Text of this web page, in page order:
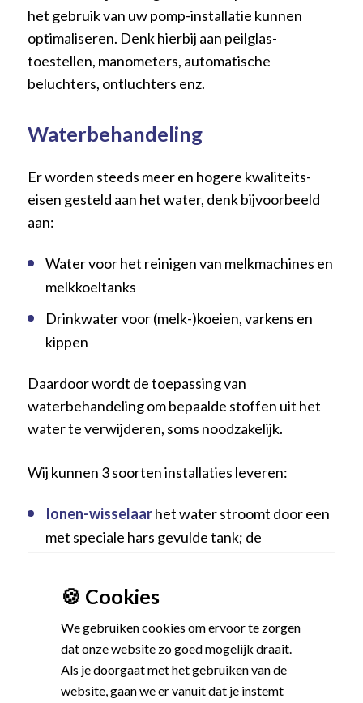
het gebruik van uw pomp-installatie kunnen
optimaliseren. Denk hierbij aan peilglas-
toestellen, manometers, automatische
beluchters, ontluchters enz.
Waterbehandeling
Er worden steeds meer en hogere kwaliteits-
eisen gesteld aan het water, denk bijvoorbeeld
aan:
Water voor het reinigen van melkmachines en
melkkoeltanks
Drinkwater voor (melk-)koeien, varkens en
kippen
Daardoor wordt de toepassing van
waterbehandeling om bepaalde stoffen uit het
water te verwijderen, soms noodzakelijk.
Wij kunnen 3 soorten installaties leveren:
Ionen-wisselaarhet water stroomt door een
met speciale hars gevulde tank; de
e.d. hechten zich aan de hars. Periodiek wordt
de harsvulling gespoeld (geregenererd) met
zout water, waardoor de ongewenste stoffen
zich onthechten en met het zoute water
worden afgevoerd.
🍪 Cookies
We gebruiken cookies om ervoor te zorgen
dat onze website zo goed mogelijk draait.
Als je doorgaat met het gebruiken van de
website, gaan we er vanuit dat je instemt